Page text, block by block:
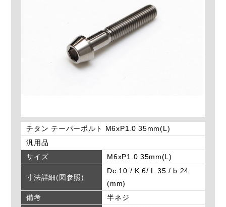
チタン テーパーボルト M6xP1.0 35mm(L)
汎用品
サイズ
M6xP1.0 35mm(L)
寸法詳細(図参照)
Dc 10 / K 6/ L 35 / b 24
(mm)
備考
半ネジ